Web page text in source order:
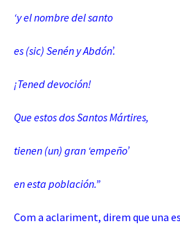
‘y el nombre del santo
es (sic) Senén y Abdón’.
¡Tened devoción!
Que estos dos Santos Mártires,
tienen (un) gran ‘empeño’
en esta población.”
Com a aclariment, direm que una